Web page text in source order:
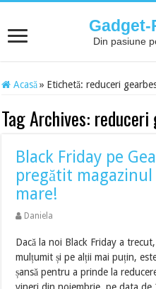
Gadget-
Din pasiune
Acasă » Etichetă:reduceri
Tag Archives: reduceri
Black Friday pe
pregătit
mare!
Daniela
Dacă la noi Black Friday a
mulțumit și pe alții mai puțin,
șansă pentru a prinde la